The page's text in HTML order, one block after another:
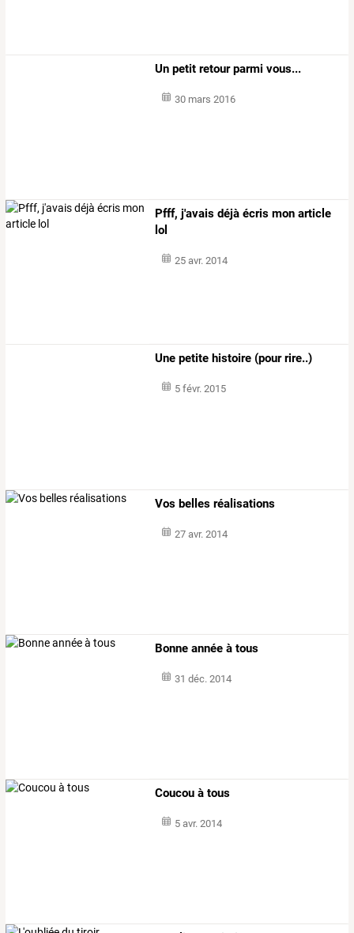
Un petit retour parmi vous...
30 mars 2016
Pfff, j'avais déjà écris mon article
lol
25 avr. 2014
Une petite histoire (pour rire..)
5 févr. 2015
Vos belles réalisations
27 avr. 2014
Bonne année à tous
31 déc. 2014
Coucou à tous
5 avr. 2014